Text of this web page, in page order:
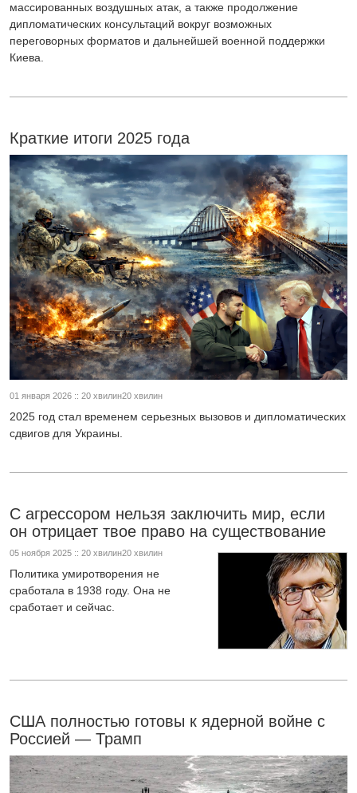
массированных воздушных атак, а также продолжение
дипломатических консультаций вокруг возможных
переговорных форматов и дальнейшей военной поддержки
Киева.
Краткие итоги 2025 года
01 января 2026 :: 20 хвилин20 хвилин
2025 год стал временем серьезных вызовов и дипломатических
сдвигов для Украины.
С агрессором нельзя заключить мир, если
он отрицает твое право на существование
05 ноября 2025 :: 20 хвилин20 хвилин
Политика умиротворения не
сработала в 1938 году. Она не
сработает и сейчас.
США полностью готовы к ядерной войне с
Россией — Трамп